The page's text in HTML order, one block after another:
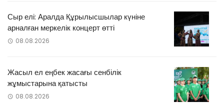
Сыр елі: Аралда Құрылысшылар күніне
арналған меркелік концерт өтті
08.08.2026
Жасыл ел еңбек жасағы сенбілік
жұмыстарына қатысты
08.08.2026